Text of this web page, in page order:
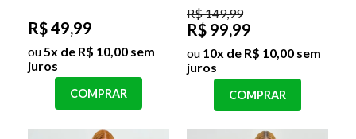
R$ 49,99
ou5x de R$ 10,00 sem
juros
COMPRAR
R$ 149,99
R$ 99,99
ou 10x de R$ 10,00 sem
juros
COMPRAR